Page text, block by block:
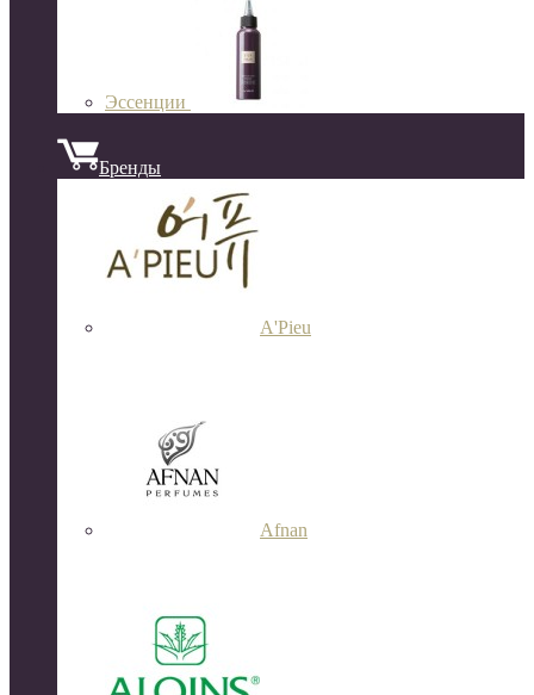
Эссенции
Бренды
A'Pieu
Afnan